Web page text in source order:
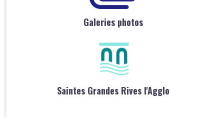
Galeries photos
Saintes Grandes Rives l'Agglo